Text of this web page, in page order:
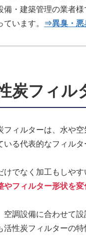
備・建築管理の業者
ています。
⇒異臭・悪
炭フィル
フィルターは、水や
いる代表的なフィルタ
けでなく加工もしや
やフィルター形状を
空調設備に合わせて
活性炭フィルターの特